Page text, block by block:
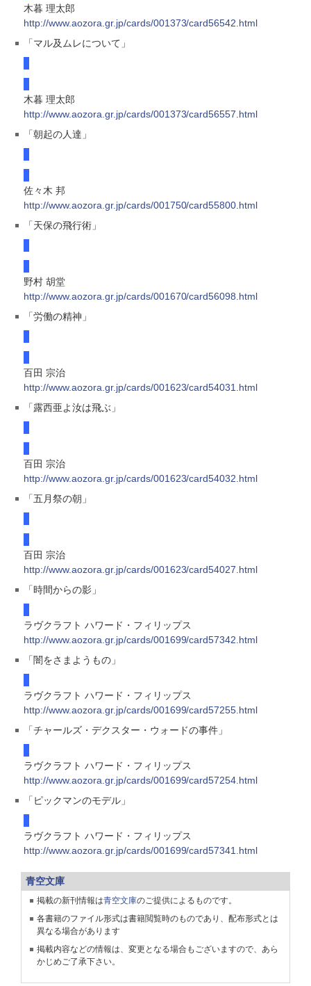
木暮 理太郎
http://www.aozora.gr.jp/cards/001373/card56542.html
「マル及ムレについて」
木暮 理太郎
http://www.aozora.gr.jp/cards/001373/card56557.html
「朝起の人達」
佐々木 邦
http://www.aozora.gr.jp/cards/001750/card55800.html
「天保の飛行術」
野村 胡堂
http://www.aozora.gr.jp/cards/001670/card56098.html
「労働の精神」
百田 宗治
http://www.aozora.gr.jp/cards/001623/card54031.html
「露西亜よ汝は飛ぶ」
百田 宗治
http://www.aozora.gr.jp/cards/001623/card54032.html
「五月祭の朝」
百田 宗治
http://www.aozora.gr.jp/cards/001623/card54027.html
「時間からの影」
ラヴクラフト ハワード・フィリップス
http://www.aozora.gr.jp/cards/001699/card57342.html
「闇をさまようもの」
ラヴクラフト ハワード・フィリップス
http://www.aozora.gr.jp/cards/001699/card57255.html
「チャールズ・デクスター・ウォードの事件」
ラヴクラフト ハワード・フィリップス
http://www.aozora.gr.jp/cards/001699/card57254.html
「ピックマンのモデル」
ラヴクラフト ハワード・フィリップス
http://www.aozora.gr.jp/cards/001699/card57341.html
青空文庫
掲載の新刊情報は青空文庫のご提供によるものです。
各書籍のファイル形式は書籍閲覧時のものであり、配布形式とは
異なる場合があります
掲載内容などの情報は、変更となる場合もございますので、あら
かじめご了承下さい。